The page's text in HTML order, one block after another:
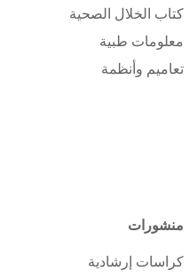
كتاب الخلال الصحية
معلومات طبية
تعاميم وأنظمة
منشورات
كراسات إرشادية